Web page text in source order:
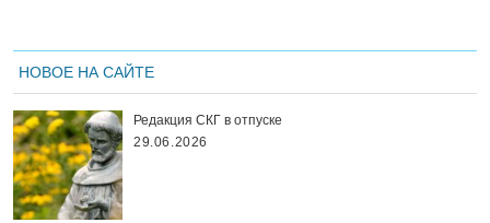
НОВОЕ НА САЙТЕ
Редакция СКГ в отпуске
29.06.2026